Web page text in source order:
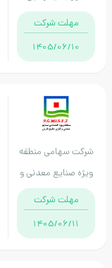
مهلت شرکت
1405/06/10
شرکت سهامی منطقه
ویژه صنایع معدنی و
فلزی خلیج فارس
مهلت شرکت
1405/06/11